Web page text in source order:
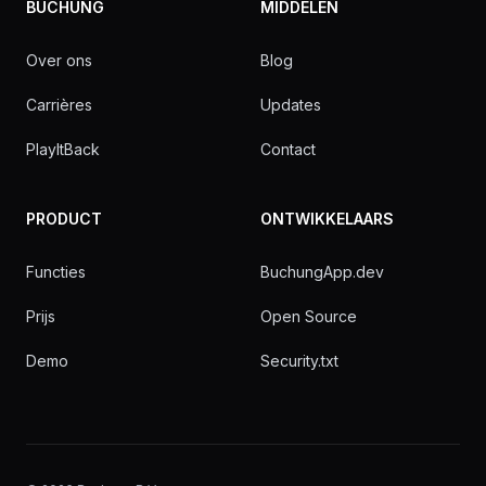
BUCHUNG
Over ons
Carrières
PlayItBack
PRODUCT
Functies
Prijs
Demo
MIDDELEN
Blog
Updates
Contact
ONTWIKKELAARS
BuchungApp.dev
Open Source
Security.txt